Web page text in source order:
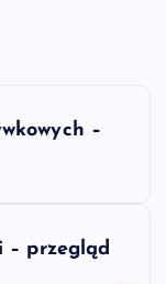
–
– przegląd